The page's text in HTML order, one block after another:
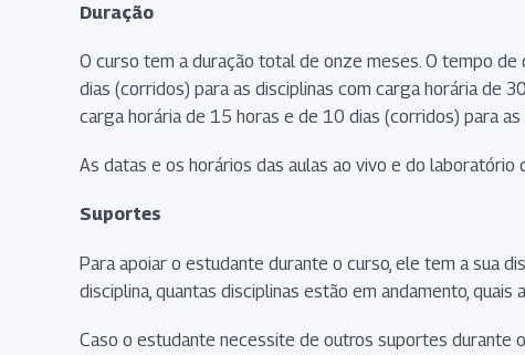
Duração
O curso tem a duração total de onze meses. O tempo
dias (corridos) para as disciplinas com carga horária de
carga horária de 15 horas e de 10 dias (corridos) para
As datas e os horários das aulas ao vivo e do
Suportes
Para apoiar o estudante durante o curso, ele tem a sua
disciplina, quantas disciplinas estão em andamento, quais
Caso o estudante necessite de outros suportes durante